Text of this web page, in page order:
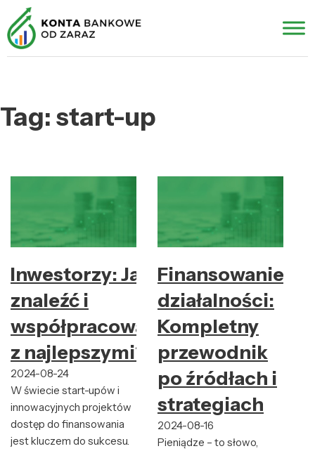
Tag: start-up
Inwestorzy: Jak
znaleźć i
współpracować
z najlepszymi?
2024-08-24
W świecie start-upów i
innowacyjnych projektów
dostęp do finansowania
jest kluczem do sukcesu.
Finansowanie
działalności:
Kompletny
przewodnik
po źródłach i
strategiach
2024-08-16
Pieniądze – to słowo,